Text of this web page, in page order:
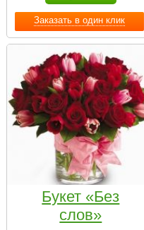
Заказать в один клик
Букет «Без
слов»